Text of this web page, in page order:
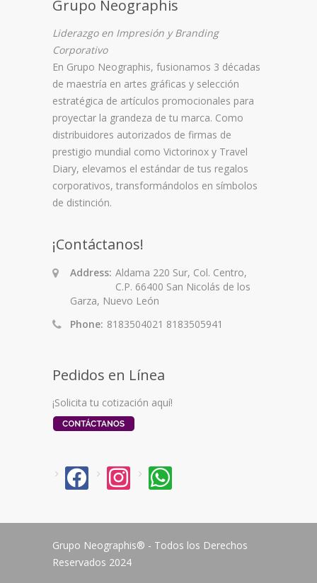
Grupo Neographis
Liderazgo en Impresión y Branding
Corporativo
En Grupo Neographis, fusionamos 3 décadas
de maestría en artes gráficas y selección
estratégica de artículos promocionales para
proyectar la grandeza de tu marca. Como
distribuidores autorizados de firmas de
prestigio mundial como Victorinox y Travel
Diary, elevamos el estándar de tus regalos
corporativos, transformándolos en símbolos
de distinción.
¡Contáctanos!
Address: Aldama 220 Sur, Col. Centro,
C.P. 66400 San Nicolás de los
Garza, Nuevo León
Phone: 8183504021 8183505941
Pedidos en Línea
¡Solicita tu cotización aquí!
facebookinstagramwhatsapp
Grupo Neographis® - Todos los Derechos
Reservados 2024